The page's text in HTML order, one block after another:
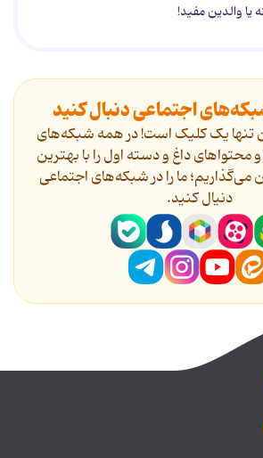
والدین مفید!
اجتماعی دنبال کنید
تنها یک کلیک است! در همه شبکه‌های
داغ و دسته اول را با بهترین
می‌گذاریم؛ ما را در شبکه‌های اجتماعی
دنیال کنید.